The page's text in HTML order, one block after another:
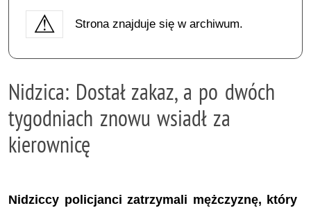
Strona znajduje się w archiwum.
Nidzica: Dostał zakaz, a po dwóch
tygodniach znowu wsiadł za
kierownicę
Nidziccy policjanci zatrzymali mężczyznę, który